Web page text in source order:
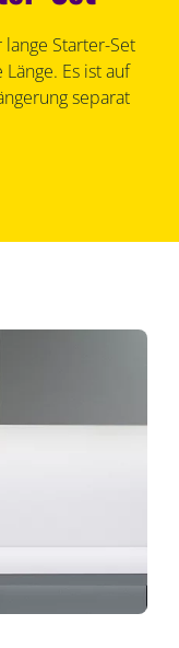
Starter-Set
Es ist auf
separat